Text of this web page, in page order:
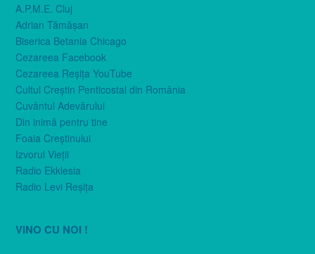
A.P.M.E. Cluj
Adrian Tămăşan
Biserica Betania Chicago
Cezareea Facebook
Cezareea Reşiţa YouTube
Cultul Creştin Penticostal din România
Cuvântul Adevărului
Din inimă pentru tine
Foaia Creştinului
Izvorul Vieţii
Radio Ekklesia
Radio Levi Reşiţa
VINO CU NOI !